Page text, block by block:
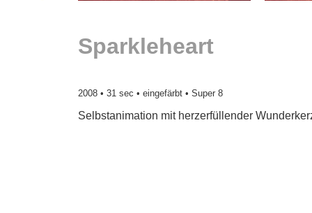
Sparkleheart
2008 • 31 sec • eingefärbt • Super 8
Selbstanimation mit herzerfüllender